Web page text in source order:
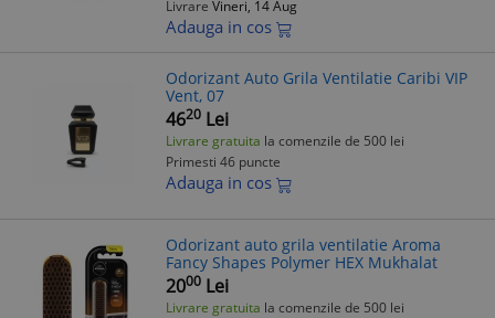
Livrare Vineri, 14 Aug
Adauga in cos
Odorizant Auto Grila Ventilatie Caribi VIP
Vent, 07
4620 Lei
Livrare gratuita la comenzile de 500 lei
Primesti 46 puncte
Adauga in cos
Odorizant auto grila ventilatie Aroma
Fancy Shapes Polymer HEX Mukhalat
2000 Lei
Livrare gratuita la comenzile de 500 lei